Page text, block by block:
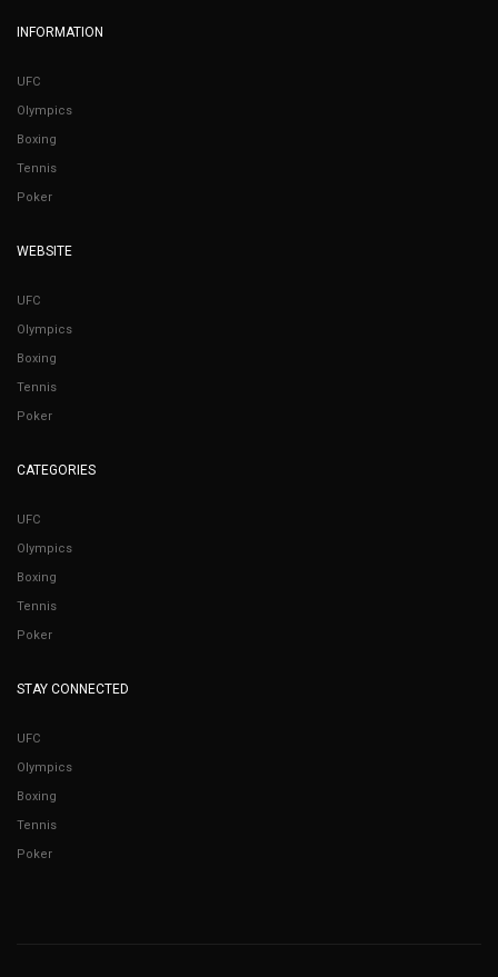
INFORMATION
UFC
Olympics
Boxing
Tennis
Poker
WEBSITE
UFC
Olympics
Boxing
Tennis
Poker
CATEGORIES
UFC
Olympics
Boxing
Tennis
Poker
STAY CONNECTED
UFC
Olympics
Boxing
Tennis
Poker